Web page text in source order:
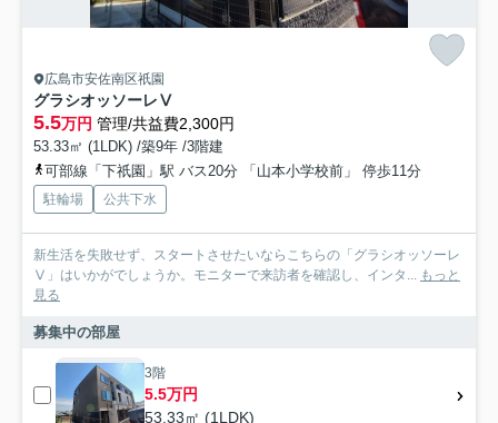
広島市安佐南区祇園
グラシオッソーレⅤ
5.5万円 管理/共益費2,300円
53.33㎡ (1LDK) /築9年 /3階建
可部線「下祇園」駅 バス20分 「山本小学校前」 停歩11分
駐輪場 公共下水
新生活を失敗せず、スタートさせたいならこちらの「グラシオッソーレ
Ⅴ」はいかがでしょうか。モニターで来訪者を確認し、インタ... もっと
見る
募集中の部屋
3階
5.5万円
53.33㎡ (1LDK)